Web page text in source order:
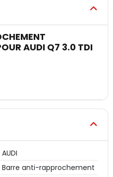
AUDI Q7 3.0 TDI
AUDI
Barre anti-rapprochement